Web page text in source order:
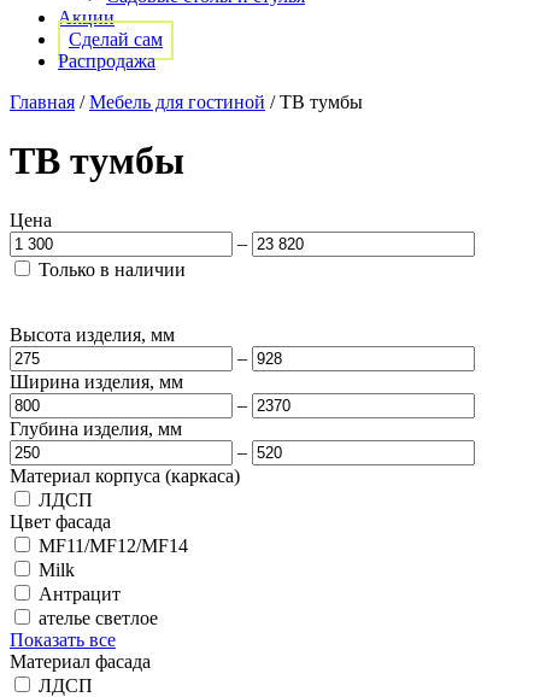
Акции
Сделай сам
Распродажа
Главная / Мебель для гостиной /ТВ тумбы
ТВ тумбы
Цена
–
Только в наличии
Высота изделия, мм
–
Ширина изделия, мм
–
Глубина изделия, мм
–
Материал корпуса (каркаса)
ЛДСП
Цвет фасада
MF11/MF12/MF14
Milk
Антрацит
ателье светлое
Показать все
Материал фасада
ЛДСП